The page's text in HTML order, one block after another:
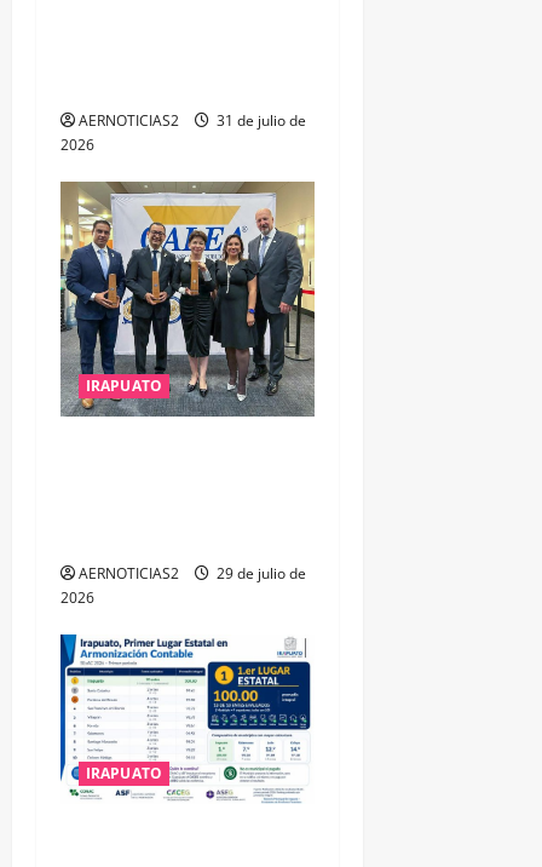
AERNOTICIAS2
31 de julio de
2026
IRAPUATO
AERNOTICIAS2
29 de julio de
2026
IRAPUATO